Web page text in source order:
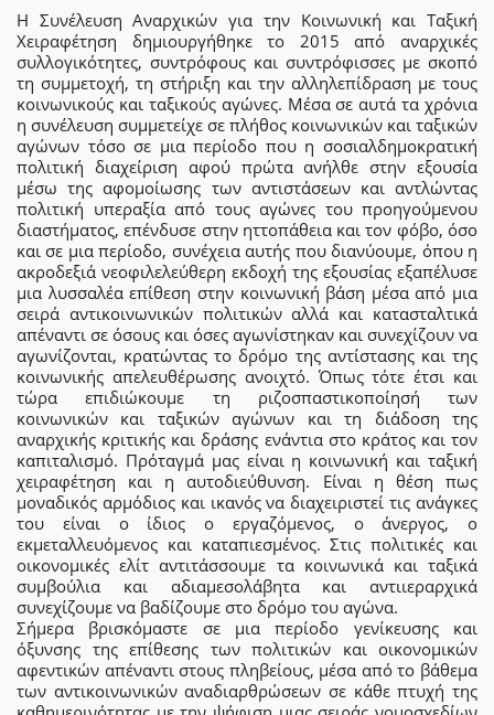
Η Συνέλευση Αναρχικών για την Κοινωνική και Ταξική
Χειραφέτηση δημιουργήθηκε το 2015 από αναρχικές
συλλογικότητες, συντρόφους και συντρόφισσες με σκοπό
τη συμμετοχή, τη στήριξη και την αλληλεπίδραση με τους
κοινωνικούς και ταξικούς αγώνες. Μέσα σε αυτά τα χρόνια
η συνέλευση συμμετείχε σε πλήθος κοινωνικών και ταξικών
αγώνων τόσο σε μια περίοδο που η σοσιαλδημοκρατική
πολιτική διαχείριση αφού πρώτα ανήλθε στην εξουσία
μέσω της αφομοίωσης των αντιστάσεων και αντλώντας
πολιτική υπεραξία από τους αγώνες του προηγούμενου
διαστήματος, επένδυσε στην ηττοπάθεια και τον φόβο, όσο
και σε μια περίοδο, συνέχεια αυτής που διανύουμε, όπου η
ακροδεξιά νεοφιλελεύθερη εκδοχή της εξουσίας εξαπέλυσε
μια λυσσαλέα επίθεση στην κοινωνική βάση μέσα από μια
σειρά αντικοινωνικών πολιτικών αλλά και κατασταλτικά
απέναντι σε όσους και όσες αγωνίστηκαν και συνεχίζουν να
αγωνίζονται, κρατώντας το δρόμο της αντίστασης και της
κοινωνικής απελευθέρωσης ανοιχτό. Όπως τότε έτσι και
τώρα επιδιώκουμε τη ριζοσπαστικοποίησή των
κοινωνικών και ταξικών αγώνων και τη διάδοση της
αναρχικής κριτικής και δράσης ενάντια στο κράτος και τον
καπιταλισμό. Πρόταγμά μας είναι η κοινωνική και ταξική
χειραφέτηση και η αυτοδιεύθυνση. Είναι η θέση πως
μοναδικός αρμόδιος και ικανός να διαχειριστεί τις ανάγκες
του είναι ο ίδιος ο εργαζόμενος, ο άνεργος, ο
εκμεταλλευόμενος και καταπιεσμένος. Στις πολιτικές και
οικονομικές ελίτ αντιτάσσουμε τα κοινωνικά και ταξικά
συμβούλια και αδιαμεσολάβητα και αντιιεραρχικά
συνεχίζουμε να βαδίζουμε στο δρόμο του αγώνα.
Σήμερα βρισκόμαστε σε μια περίοδο γενίκευσης και
όξυνσης της επίθεσης των πολιτικών και οικονομικών
αφεντικών απέναντι στους πληβείους, μέσα από το βάθεμα
των αντικοινωνικών αναδιαρθρώσεων σε κάθε πτυχή της